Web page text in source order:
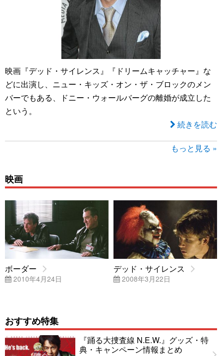
映画『デッド・サイレンス』『ドリームキャッチャー』な
どに出演し、ニュー・キッズ・オン・ザ・ブロックのメン
バーでもある、ドニー・ウォールバーグの離婚が成立した
という。
続きを読む
もっと見る »
映画
ボーダー
2010年4月24日
デッド・サイレンス
2008年3月22日
おすすめ特集
『踊る大捜査線 N.E.W.』グッズ・特
典・キャンペーン情報まとめ